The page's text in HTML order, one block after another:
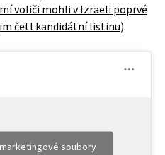
voliči mohli v Izraeli poprvé
četl kandidátní listinu).
soubory